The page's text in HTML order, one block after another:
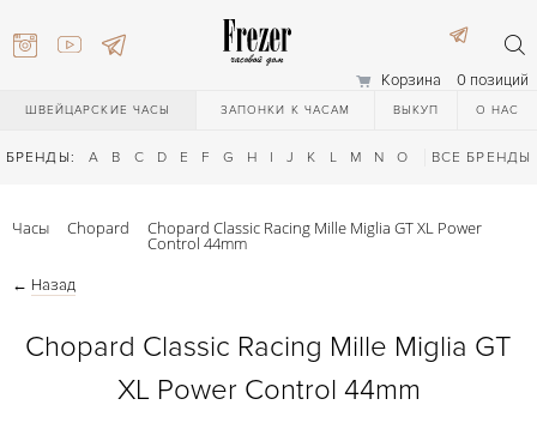
Корзина 0 позиций
ШВЕЙЦАРСКИЕ ЧАСЫ ЗАПОНКИ К ЧАСАМ ВЫКУП О НАС
БРЕНДЫ: A B C D E F G H I J K L M N O Q R S T
ВСЕ БРЕНДЫ
Часы Chopard Chopard Classic Racing Mille Miglia GT XL Power
Control 44mm
← Назад
Chopard Classic Racing Mille Miglia GT
XL Power Control 44mm